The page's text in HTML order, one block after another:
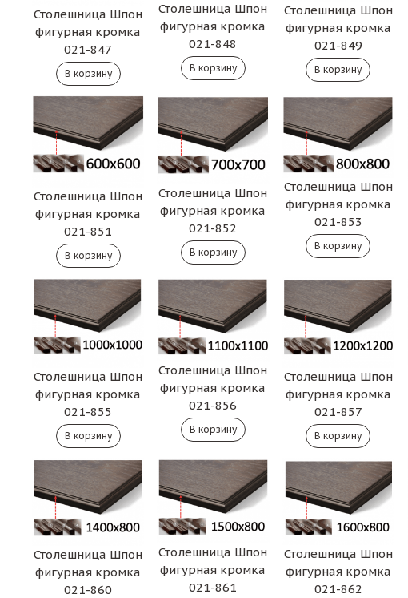
Столешница Шпон
фигурная кромка
021-847
Столешница Шпон
фигурная кромка
021-848
Столешница Шпон
фигурная кромка
021-849
Столешница Шпон
фигурная кромка
021-851
Столешница Шпон
фигурная кромка
021-852
Столешница Шпон
фигурная кромка
021-853
Столешница Шпон
фигурная кромка
021-855
Столешница Шпон
фигурная кромка
021-856
Столешница Шпон
фигурная кромка
021-857
Столешница Шпон
фигурная кромка
021-860
Столешница Шпон
фигурная кромка
021-861
Столешница Шпон
фигурная кромка
021-862